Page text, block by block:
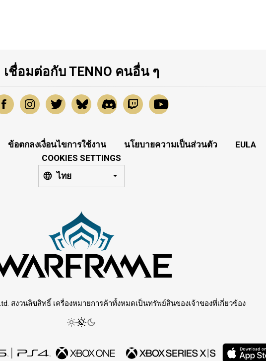
เชื่อมต่อกับ TENNO คนอื่น ๆ
ข้อตกลงเงื่อนไขการใช้งาน นโยบายความเป็นส่วนตัว
EULA
COOKIES SETTINGS
ไทย
สงวนลิขสิทธิ์ เครื่องหมายการค้าทั้งหมดเป็นทรัพย์สินของเจ้าของที่เกี่ยวข้อง